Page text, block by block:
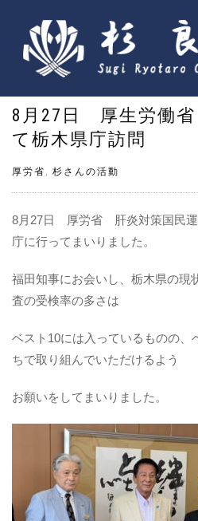
8月27日 厚生労働
て栃木県庁訪問
厚労省 , 杉さんの活動
8月27日 厚労省 肝炎対策国民
庁に行ってまいりました。
福田知事にお会いし、栃木県の現
査の受検率の多さは
ベスト10には入っているものの、
ちで取り組んでいただけるよう
お願いをしてまいりました。